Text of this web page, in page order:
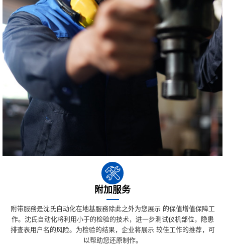
附加服务
附带服務是沈氏自动化在地基服務除此之外为您展示 的保值增值保障工
作。沈氏自动化将利用小于的检验的技术，进一步测试仪机部位，隐患
排查表用户名的风险。为检验的结果，企业将展示 较佳工作的推荐，可
以帮助您还原制作。